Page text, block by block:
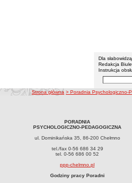
Powiat
Menu
Dla
Redakcja
Instrukcja
Wyszukiwarka
ścieżka nawigacji
Strona główna > Poradnia Psychologiczno-
PORADNIA
PSYCHOLOGICZNO-PEDAGOGICZNA
ul. Dominikańska 35, 86-200 Chełmno
tel./fax 0-56 686 34 29
tel. 0-56 686 00 52
ppp-chelmno.pl
Godziny pracy Poradni